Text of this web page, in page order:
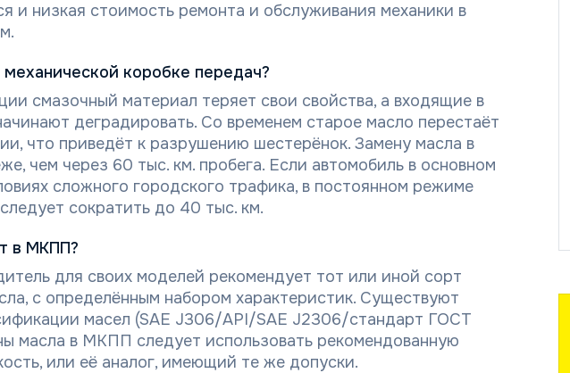
и низкая стоимость ремонта и обслуживания механики в
коробке передач?
смазочный материал теряет свои свойства, а входящие в
деградировать. Со временем старое масло перестаёт
что приведёт к разрушению шестерёнок. Замену масла в
чем через 60 тыс. км. пробега. Если автомобиль в основном
сложного городского трафика, в постоянном режиме
сократить до 40 тыс. км.
в МКПП?
для своих моделей рекомендует тот или иной сорт
с определённым набором характеристик. Существуют
масел (SAE J306/API/SAE J2306/стандарт ГОСТ
масла в МКПП следует использовать рекомендованную
или её аналог, имеющий те же допуски.